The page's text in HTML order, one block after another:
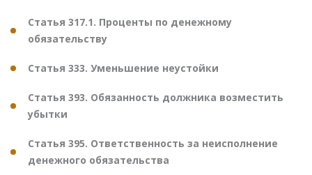
Статья 317.1. Проценты по денежному
обязательству
Статья 333. Уменьшение неустойки
Статья 393. Обязанность должника возместить
убытки
Статья 395. Ответственность за неисполнение
денежного обязательства